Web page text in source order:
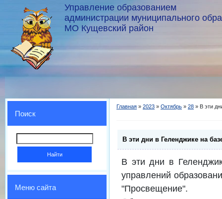
Управление образованием
администрации муниципального
МО Кущевский район
Поиск
Меню сайта
Главная » 2023 » Октябрь » 28 » В эти
В эти дни в Геленджике на
В эти дни в
управлений
"Просвещение".